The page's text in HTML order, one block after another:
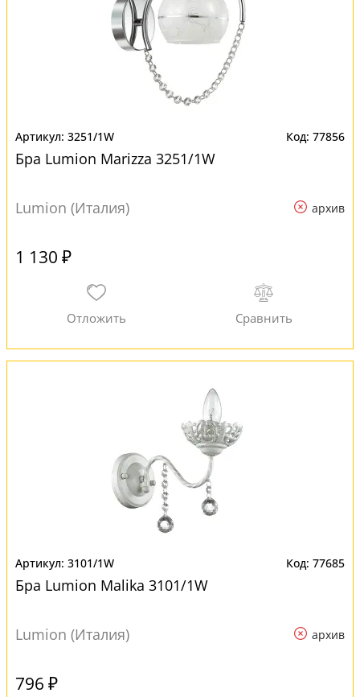
3251/1W 77856
Бра Lumion Marizza 3251/1W
Lumion (Италия) архив
1 130 ₽
3101/1W 77685
Бра Lumion Malika 3101/1W
Lumion (Италия) архив
796 ₽